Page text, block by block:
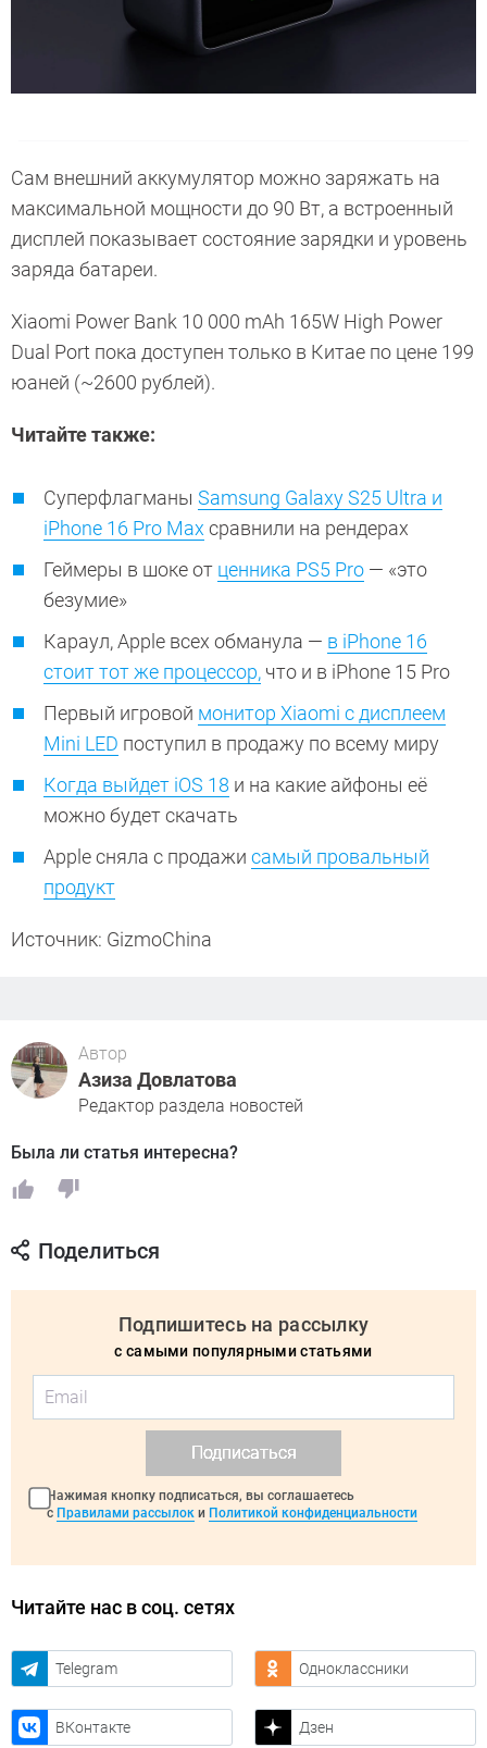
Сам внешний аккумулятор можно заряжать на
максимальной мощности до 90 Вт, а встроенный
дисплей показывает состояние зарядки и уровень
заряда батареи.
Xiaomi Power Bank 10 000 mAh 165W High Power
Dual Port пока доступен только в Китае по цене 199
юаней (~2600 рублей).
Читайте также:
Суперфлагманы Samsung Galaxy S25 Ultra и
iPhone 16 Pro Max сравнили на рендерах
Геймеры в шоке от ценника PS5 Pro — «это
безумие»
Караул, Apple всех обманула — в iPhone 16
стоит тот же процессор, что и в iPhone 15 Pro
Первый игровой монитор Xiaomi с дисплеем
Mini LED поступил в продажу по всему миру
Когда выйдет iOS 18 и на какие айфоны её
можно будет скачать
Apple сняла с продажи самый провальный
продукт
Источник: GizmoChina
Автор
Азиза Довлатова
Редактор раздела новостей
Была ли статья интересна?
Поделиться
Подпишитесь на рассылку
с самыми популярными статьями
Подписаться
Нажимая кнопку подписаться, вы соглашаетесь
с Правилами рассылок и Политикой конфиденциальности
Читайте нас в соц. сетях
Telegram Одноклассники
ВКонтакте Дзен